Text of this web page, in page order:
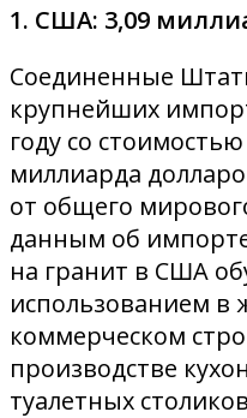
1. США: 3,09
Соединенные
крупнейших
году со
миллиарда
от общего
данным об
на гранит в США
использованием
коммерческом
производстве
туалетных